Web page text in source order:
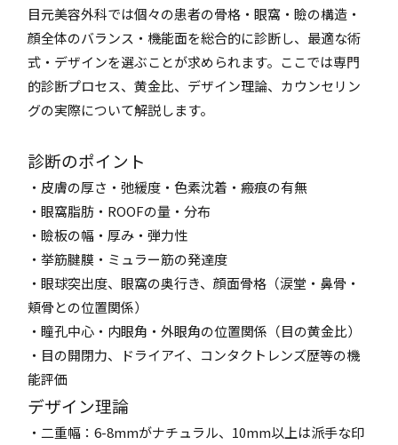
目元美容外科では個々の患者の骨格・眼窩・瞼の構造・
顔全体のバランス・機能面を総合的に診断し、最適な術
式・デザインを選ぶことが求められます。ここでは専門
的診断プロセス、黄金比、デザイン理論、カウンセリン
グの実際について解説します。
診断のポイント
・皮膚の厚さ・弛緩度・色素沈着・瘢痕の有無
・眼窩脂肪・ROOFの量・分布
・瞼板の幅・厚み・弾力性
・挙筋腱膜・ミュラー筋の発達度
・眼球突出度、眼窩の奥行き、顔面骨格（涙堂・鼻骨・
頬骨との位置関係）
・瞳孔中心・内眼角・外眼角の位置関係（目の黄金比）
・目の開閉力、ドライアイ、コンタクトレンズ歴等の機
能評価
デザイン理論
・二重幅：6-8mmがナチュラル、10mm以上は派手な印